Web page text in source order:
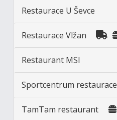
Restaurace U Ševce
Restaurace Vlžan
Restaurant MSI
Sportcentrum restaurace
TamTam restaurant